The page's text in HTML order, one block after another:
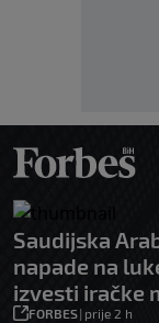
Saudijska
napade na
izvesti iračke
FORBES| prije 2 h